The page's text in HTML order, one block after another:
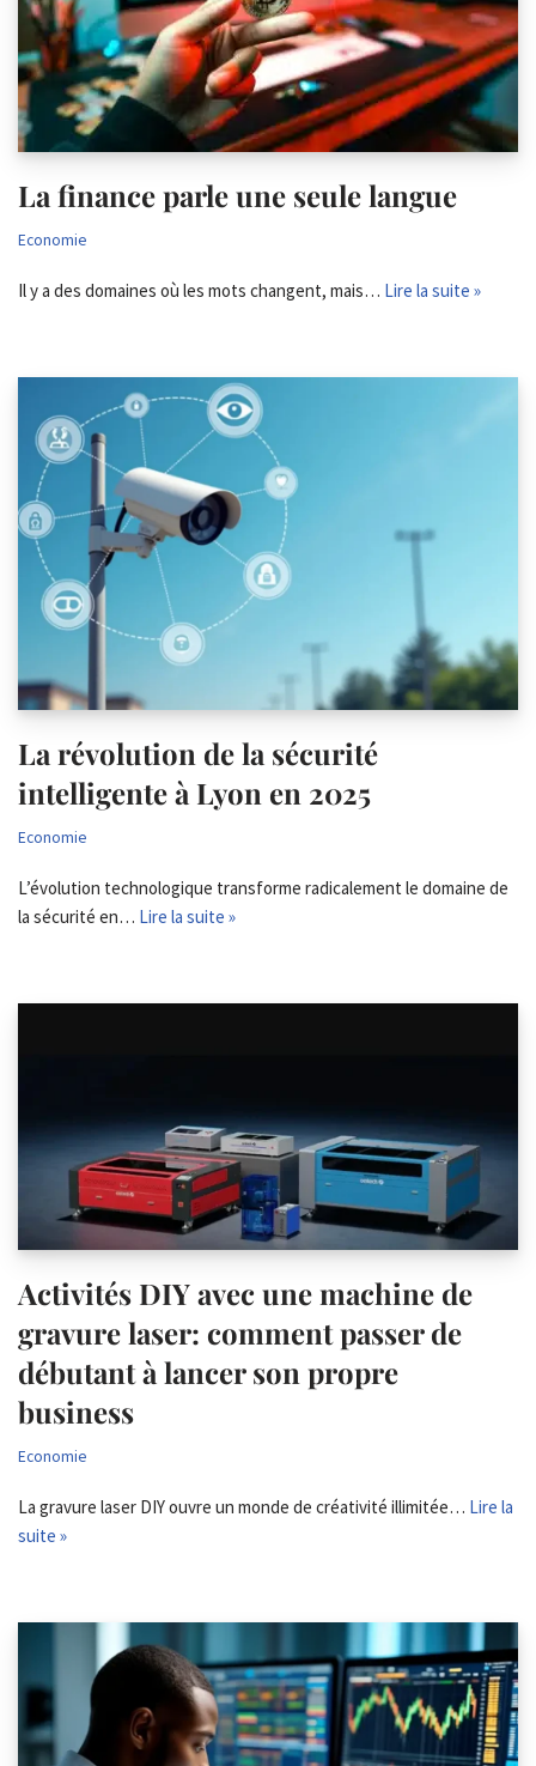
La finance parle une seule langue
Economie
Il y a des domaines où les mots changent, mais… Lire la suite »
La révolution de la sécurité
intelligente à Lyon en 2025
Economie
L’évolution technologique transforme radicalement le domaine de
la sécurité en… Lire la suite »
Activités DIY avec une machine de
gravure laser: comment passer de
débutant à lancer son propre
business
Economie
La gravure laser DIY ouvre un monde de créativité illimitée… Lire la
suite »